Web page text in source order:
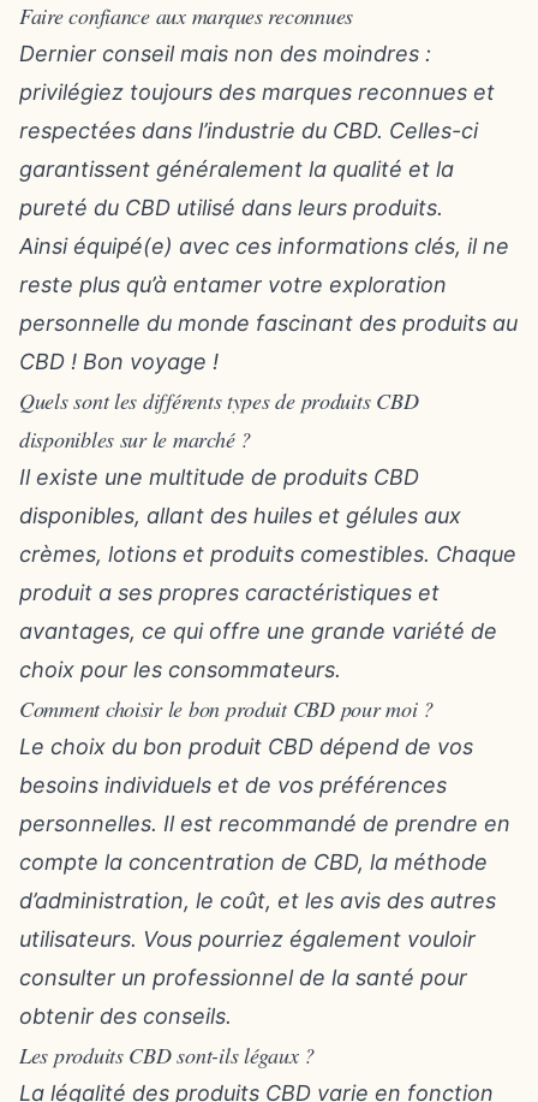
Faire confiance aux marques reconnues
Dernier conseil mais non des moindres :
privilégiez toujours des marques reconnues et
respectées dans l’industrie du CBD. Celles-ci
garantissent généralement la qualité et la
pureté du CBD utilisé dans leurs produits.
Ainsi équipé(e) avec ces informations clés, il ne
reste plus qu’à entamer votre exploration
personnelle du monde fascinant des produits au
CBD ! Bon voyage !
Quels sont les différents types de produits CBD
disponibles sur le marché ?
Il existe une multitude de produits CBD
disponibles, allant des huiles et gélules aux
crèmes, lotions et produits comestibles. Chaque
produit a ses propres caractéristiques et
avantages, ce qui offre une grande variété de
choix pour les consommateurs.
Comment choisir le bon produit CBD pour moi ?
Le choix du bon produit CBD dépend de vos
besoins individuels et de vos préférences
personnelles. Il est recommandé de prendre en
compte la concentration de CBD, la méthode
d’administration, le coût, et les avis des autres
utilisateurs. Vous pourriez également vouloir
consulter un professionnel de la santé pour
obtenir des conseils.
Les produits CBD sont-ils légaux ?
La légalité des produits CBD varie en fonction